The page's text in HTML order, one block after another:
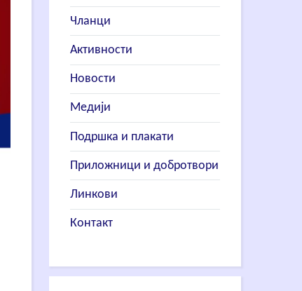
Чланци
Активности
Новости
Медији
Подршка и плакати
Приложници и добротвори
Линкови
Контакт